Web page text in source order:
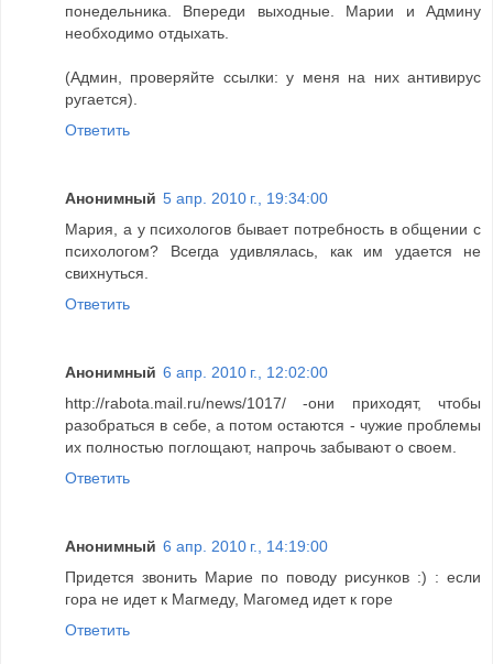
понедельника. Впереди выходные. Марии и Админу
необходимо отдыхать.
(Админ, проверяйте ссылки: у меня на них антивирус
ругается).
Ответить
Анонимный 5 апр. 2010 г., 19:34:00
Мария, а у психологов бывает потребность в общении с
психологом? Всегда удивлялась, как им удается не
свихнуться.
Ответить
Анонимный 6 апр. 2010 г., 12:02:00
http://rabota.mail.ru/news/1017/ -они приходят, чтобы
разобраться в себе, а потом остаются - чужие проблемы
их полностью поглощают, напрочь забывают о своем.
Ответить
Анонимный 6 апр. 2010 г., 14:19:00
Придется звонить Марие по поводу рисунков :) : если
гора не идет к Магмеду, Магомед идет к горе
Ответить